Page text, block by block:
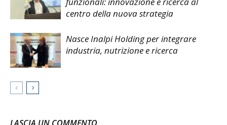
centro della nuova strategia
Nasce Inalpi Holding per integrare
industria, nutrizione e ricerca